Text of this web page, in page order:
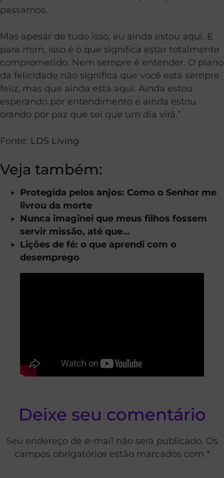
passamos.
Mas apesar de tudo isso, eu ainda estou aqui. E
para mim, isso é o que significa estar totalmente
comprometido. Nem sempre é entender. O plano
da felicidade não significa que você está sempre
feliz, mas que ainda está aqui. Ainda estou
esperando por entendimento e ainda estou
orando por paz que sei que um dia virá.”
Fonte: LDS Living
Veja também:
Protegida pelos anjos: Como o Senhor me
livrou da morte
Nunca imaginei que meus filhos fossem
servir missão, até que…
Lições de fé: o que aprendi com o
desemprego
Deixe seu comentário
Seu endereço de e-mail não será publicado. Os
campos obrigatórios estão marcados com *